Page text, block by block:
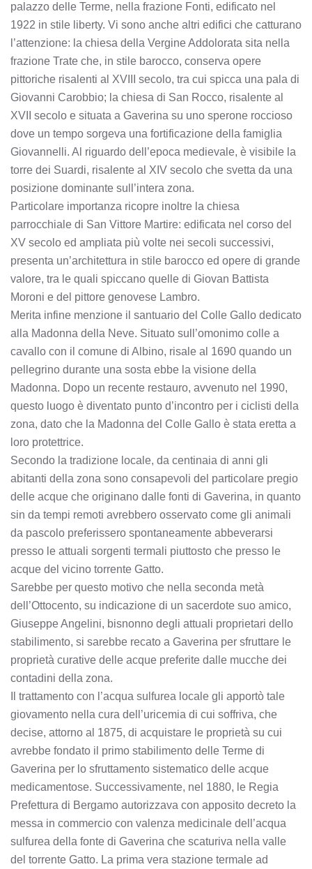
palazzo delle Terme, nella frazione Fonti, edificato nel
1922 in stile liberty. Vi sono anche altri edifici che catturano
l’attenzione: la chiesa della Vergine Addolorata sita nella
frazione Trate che, in stile barocco, conserva opere
pittoriche risalenti al XVIII secolo, tra cui spicca una pala di
Giovanni Carobbio; la chiesa di San Rocco, risalente al
XVII secolo e situata a Gaverina su uno sperone roccioso
dove un tempo sorgeva una fortificazione della famiglia
Giovannelli. Al riguardo dell’epoca medievale, è visibile la
torre dei Suardi, risalente al XIV secolo che svetta da una
posizione dominante sull’intera zona.
Particolare importanza ricopre inoltre la chiesa
parrocchiale di San Vittore Martire: edificata nel corso del
XV secolo ed ampliata più volte nei secoli successivi,
presenta un’architettura in stile barocco ed opere di grande
valore, tra le quali spiccano quelle di Giovan Battista
Moroni e del pittore genovese Lambro.
Merita infine menzione il santuario del Colle Gallo dedicato
alla Madonna della Neve. Situato sull’omonimo colle a
cavallo con il comune di Albino, risale al 1690 quando un
pellegrino durante una sosta ebbe la visione della
Madonna. Dopo un recente restauro, avvenuto nel 1990,
questo luogo è diventato punto d’incontro per i ciclisti della
zona, dato che la Madonna del Colle Gallo è stata eretta a
loro protettrice.
Secondo la tradizione locale, da centinaia di anni gli
abitanti della zona sono consapevoli del particolare pregio
delle acque che originano dalle fonti di Gaverina, in quanto
sin da tempi remoti avrebbero osservato come gli animali
da pascolo preferissero spontaneamente abbeverarsi
presso le attuali sorgenti termali piuttosto che presso le
acque del vicino torrente Gatto.
Sarebbe per questo motivo che nella seconda metà
dell’Ottocento, su indicazione di un sacerdote suo amico,
Giuseppe Angelini, bisnonno degli attuali proprietari dello
stabilimento, si sarebbe recato a Gaverina per sfruttare le
proprietà curative delle acque preferite dalle mucche dei
contadini della zona.
Il trattamento con l’acqua sulfurea locale gli apportò tale
giovamento nella cura dell’uricemia di cui soffriva, che
decise, attorno al 1875, di acquistare le proprietà su cui
avrebbe fondato il primo stabilimento delle Terme di
Gaverina per lo sfruttamento sistematico delle acque
medicamentose. Successivamente, nel 1880, le Regia
Prefettura di Bergamo autorizzava con apposito decreto la
messa in commercio con valenza medicinale dell’acqua
sulfurea della fonte di Gaverina che scaturiva nella valle
del torrente Gatto. La prima vera stazione termale ad